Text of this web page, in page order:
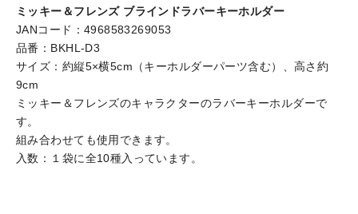
ミッキー＆フレンズ ブラインドラバーキーホルダー
JANコード：4968583269053
品番：BKHL-D3
サイズ：約縦5×横5cm（キーホルダーパーツ含む）、高さ約
9cm
ミッキー＆フレンズのキャラクターのラバーキーホルダーで
す。
組み合わせても使用できます。
入数：１袋に全10種入っています。